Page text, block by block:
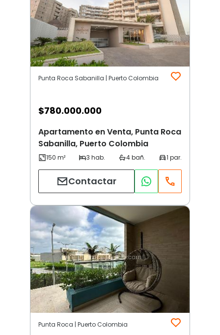
Punta Roca Sabanilla | Puerto Colombia
$780.000.000
Apartamento en Venta, Punta Roca
Sabanilla, Puerto Colombia
Contactar
Punta Roca | Puerto Colombia